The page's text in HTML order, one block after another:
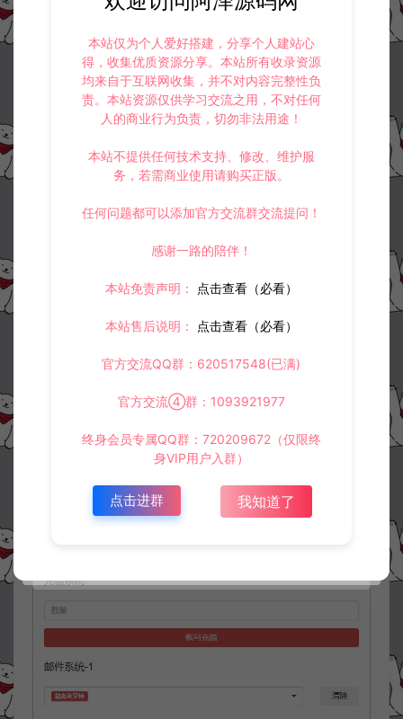
本站仅为个人爱好搭建，分享个人建站心
得，收集优质资源分享。本站所有收录资源
均来自于互联网收集，并不对内容完整性负
责。本站资源仅供学习交流之用，不对任何
人的商业行为负责，切勿非法用途！
本站不提供任何技术支持、修改、维护服
务，若需商业使用请购买正版。
任何问题都可以添加官方交流群交流提问！
感谢一路的陪伴！
本站免责声明： 点击查看（必看）
本站售后说明： 点击查看（必看）
官方交流QQ群：620517548(已满)
官方交流④群：1093921977
终身会员专属QQ群：720209672（仅限终
身VIP用户入群）
点击进群 我知道了